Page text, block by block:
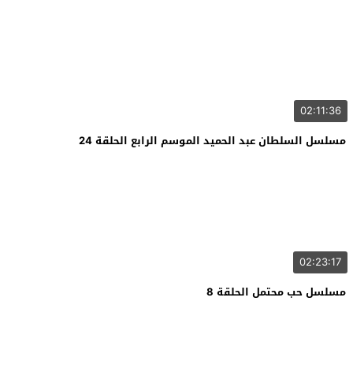
02:11:36
مسلسل السلطان عبد الحميد الموسم الرابع الحلقة 24
02:23:17
مسلسل حب محتمل الحلقة 8